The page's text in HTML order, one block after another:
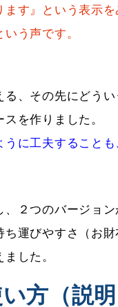
す』という表示
う声です。
、その先にどう
を作りました。
に工夫すること
２つのバージョン
ち運びやすさ（お
した。
方（説明